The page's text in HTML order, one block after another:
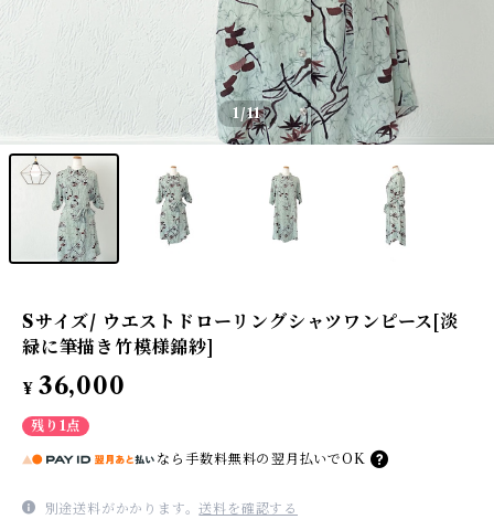
1/11
Sサイズ/ ウエストドローリングシャツワンピース[淡
緑に筆描き竹模様錦紗]
¥ 36,000
残り1点
なら 手数料無料の 翌月払いでOK
別途送料がかかります。送料を確認する